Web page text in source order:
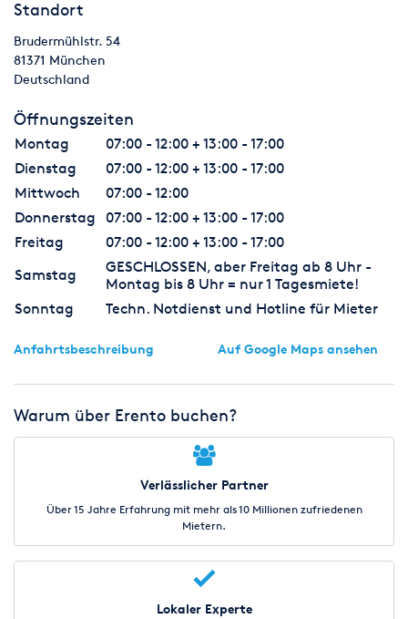
Standort
Brudermühlstr. 54
81371 München
Deutschland
Öffnungszeiten
Montag
07:00 - 12:00 + 13:00 - 17:00
Dienstag
07:00 - 12:00 + 13:00 - 17:00
Mittwoch
07:00 - 12:00
Donnerstag
07:00 - 12:00 + 13:00 - 17:00
Freitag
07:00 - 12:00 + 13:00 - 17:00
Samstag
GESCHLOSSEN, aber Freitag ab 8 Uhr -
Montag bis 8 Uhr = nur 1 Tagesmiete!
Sonntag
Techn. Notdienst und Hotline für Mieter
Anfahrtsbeschreibung Auf Google Maps ansehen
Warum über Erento buchen?
Verlässlicher Partner
Über 15 Jahre Erfahrung mit mehr als 10 Millionen zufriedenen
Mietern.
Lokaler Experte